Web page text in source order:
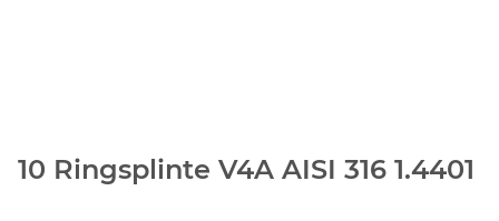
10 Ringsplinte V4A AISI 316 1.4401